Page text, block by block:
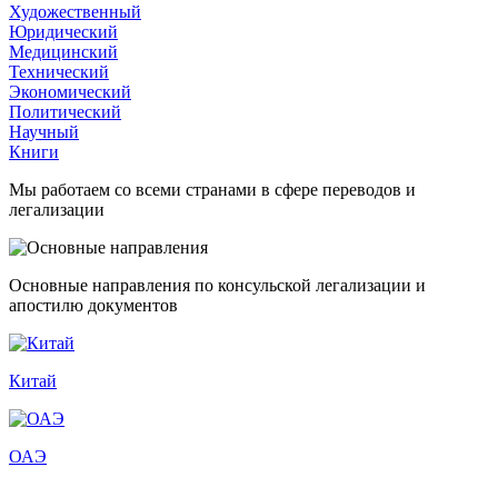
Художественный
Юридический
Медицинский
Технический
Экономический
Политический
Научный
Книги
Мы работаем со всеми странами в сфере переводов и
легализации
Основные направления по консульской легализации и
апостилю документов
Китай
ОАЭ